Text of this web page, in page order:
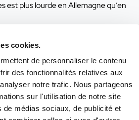
cookies.
de personnaliser le contenu
des fonctionnalités relatives aux
notre trafic. Nous partageons
sur l'utilisation de notre site
de médias sociaux, de publicité et
est plus lourde en Allemagne qu’en
il faudra donc adopter les
part descharges patronalesen
entre 20 et 23 % selon que
prises en compte, qui plus est
aux alentours de 15 000 €. Ainsi,
brute annuelle de 80 000 €, la
pour l’employeur sera d’environ 95